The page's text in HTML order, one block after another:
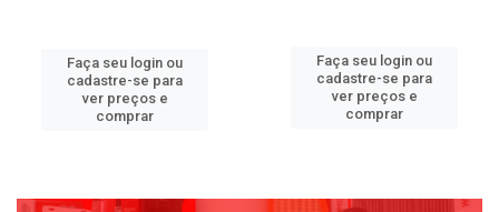
Faça seu login ou
cadastre-se para
ver preços e
comprar
Faça seu login ou
cadastre-se para
ver preços e
comprar